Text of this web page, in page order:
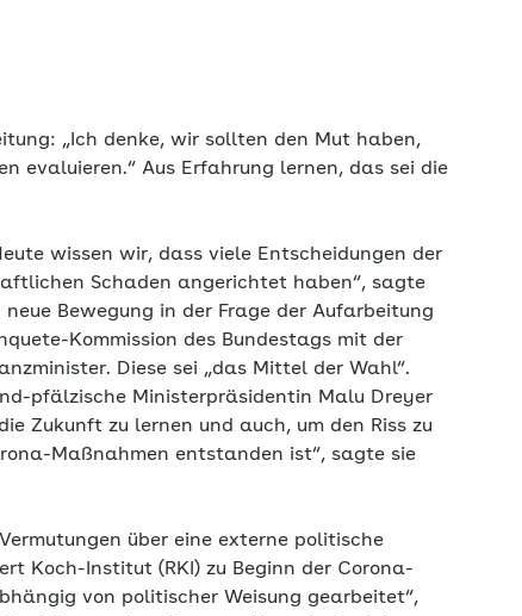
„Ich denke, wir sollten den Mut haben,
evaluieren.“ Aus Erfahrung lernen, das sei die
wissen wir, dass viele Entscheidungen der
Schaden angerichtet haben“, sagte
Bewegung in der Frage der Aufarbeitung
Kommission des Bundestags mit der
Diese sei „das Mittel der Wahl“.
pfälzische Ministerpräsidentin Malu Dreyer
Zukunft zu lernen und auch, um den Riss zu
Maßnahmen entstanden ist“, sagte sie
über eine externe politische
Koch-Institut (RKI) zu Beginn der Corona-
von politischer Weisung gearbeitet“,